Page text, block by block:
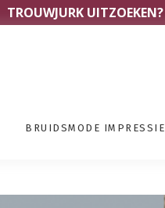
TROUWJURK UITZOEKEN?
BRUIDSMODE IMPRESSIE